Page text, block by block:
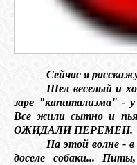
Сейчас я
Шел веселый и
заре "капитализма" - у
Все жили сытно и
ОЖИДАЛИ ПЕРЕМЕН.
На этой волне - в
доселе собаки...